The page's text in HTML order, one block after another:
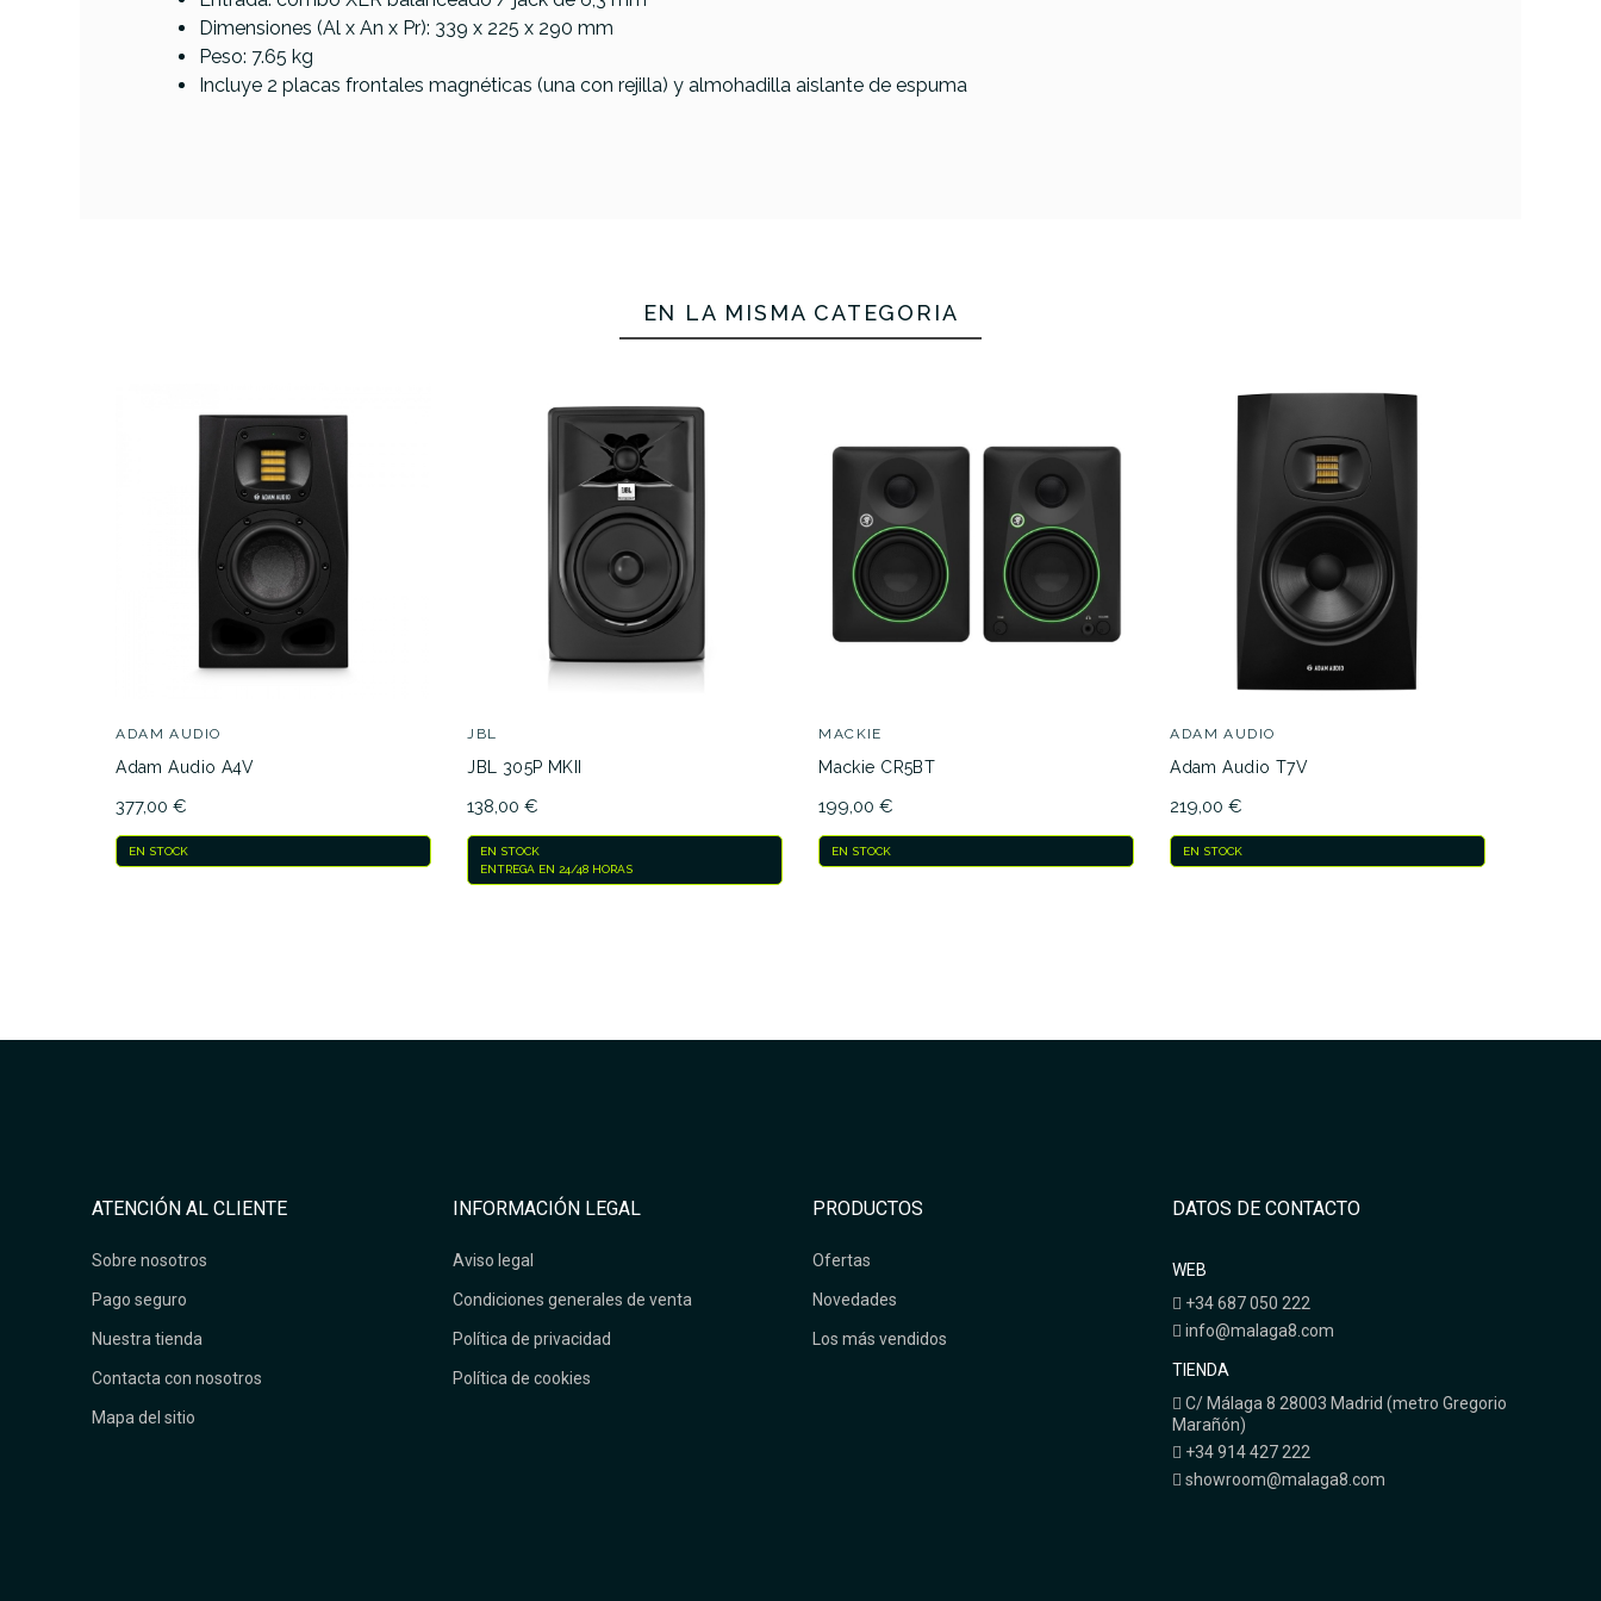
Dimensiones (Al x An x Pr): 339 x 225 x 290 mm
Peso: 7.65 kg
Incluye 2 placas frontales magnéticas (una con rejilla) y almohadilla aislante de espuma
DESCRIPCIÓN
EN LA MISMA CATEGORÍA
ADAM AUDIO
Adam Audio A4V
377,00 €
EN STOCK
JBL
JBL 305P MKII
138,00 €
EN STOCK
ENTREGA EN 24/48 HORAS
MACKIE
Mackie CR5BT
199,00 €
EN STOCK
ADAM AUDIO
Adam Audio T7V
219,00 €
EN STOCK
ATENCIÓN AL CLIENTE
Sobre nosotros
Pago seguro
Nuestra tienda
Contacta con nosotros
Mapa del sitio
INFORMACIÓN LEGAL
Aviso legal
Condiciones generales de venta
Política de privacidad
Política de cookies
PRODUCTOS
Ofertas
Novedades
Los más vendidos
DATOS DE CONTACTO
WEB
+34 687 050 222
info@malaga8.com
TIENDA
C/ Málaga 8 28003 Madrid (metro Gregorio
Marañón)
+34 914 427 222
showroom@malaga8.com